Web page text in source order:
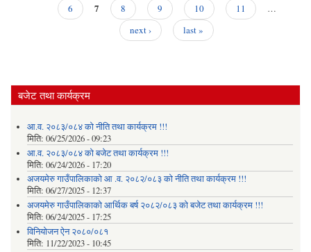
6
7 8 9 10 11
…
next ›
last »
बजेट तथा कार्यक्रम
आ.व. २०८३/०८४ को नीति तथा कार्यक्रम !!!
मिति: 06/25/2026 - 09:23
आ.व. २०८३/०८४ को बजेट तथा कार्यक्रम !!!
मिति: 06/24/2026 - 17:20
अजयमेरु गाउँपालिकाको आ .व. २०८२/०८३ को नीति तथा कार्यक्रम !!!
मिति: 06/27/2025 - 12:37
अजयमेरु गाउँपालिकाको आर्थिक बर्ष २०८२/०८३ को बजेट तथा कार्यक्रम !!!
मिति: 06/24/2025 - 17:25
विनियोजन ऐन २०८०/०८१
मिति: 11/22/2023 - 10:45